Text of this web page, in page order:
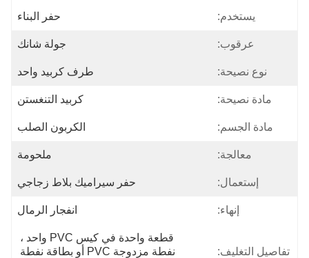
يستخدم: حفر البناء
عرقوب: جولة شانك
نوع نصيحة: طرف كربيد واحد
مادة نصيحة: كربيد التنغستن
مادة الجسم: الكربون الصلب
معالجة: ملحومة
إستعمال: حفر سيراميك بلاط زجاجي
إنهاء: انفجار الرمال
تفاصيل التغليف:
قطعة واحدة في كيس PVC واحد ،
نفطة مزدوجة PVC أو بطاقة نفطة